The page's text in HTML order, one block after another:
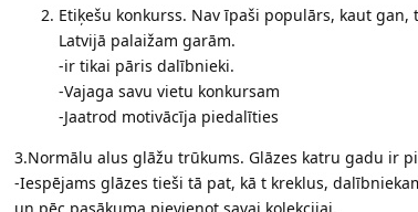
Etiķešu konkurss. Nav īpaši populārs, kaut
Latvijā palaižam garām.
-ir tikai pāris dalībnieki.
-Vajaga savu vietu konkursam
-Jaatrod motivācīja piedalīties
3.Normālu alus glāžu trūkums. Glāzes katru gadu ir
-Iespējams glāzes tieši tā pat, kā t kreklus,